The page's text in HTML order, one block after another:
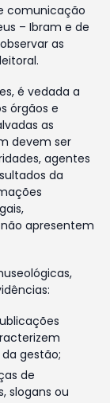
comunicação
– Ibram e de
as
é vedada a
órgãos e
as
devem ser
agentes
da
apresentem
gestão;
de
slogans ou